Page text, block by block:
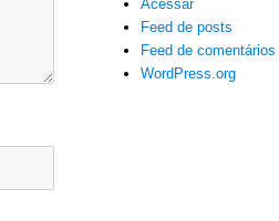
Acessar
Feed de posts
Feed de comentários
WordPress.org